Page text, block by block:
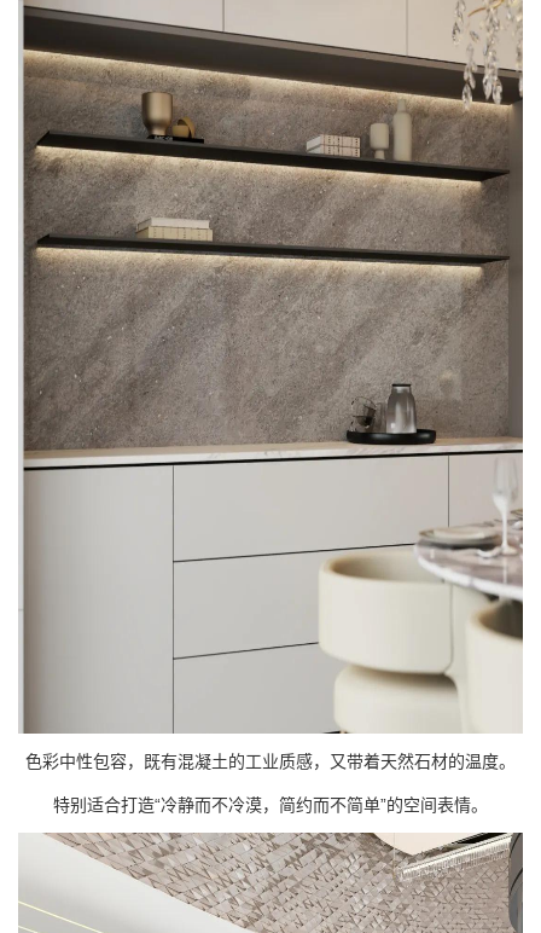
色彩中性包容，既有混凝土的工业质感，又带着天然石材的温度。
特别适合打造“冷静而不冷漠，简约而不简单”的空间表情。